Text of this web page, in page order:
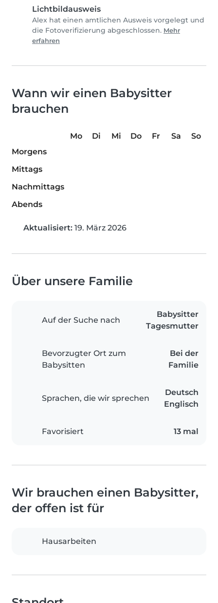
Lichtbildausweis
Alex hat einen amtlichen Ausweis vorgelegt und
die Fotoverifizierung abgeschlossen. Mehr
erfahren
Wann wir einen Babysitter
brauchen
Mo Di Mi Do Fr Sa
So
Morgens
Mittags
Nachmittags
Abends
Aktualisiert: 19. März 2026
Über unsere Familie
Auf der Suche nach
Babysitter
Tagesmutter
Bevorzugter Ort zum
Babysitten
Bei der
Familie
Sprachen, die wir sprechen
Deutsch
Englisch
Favorisiert 13 mal
Wir brauchen einen Babysitter,
der offen ist für
Hausarbeiten